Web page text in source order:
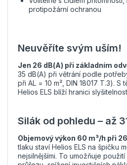
protipožární ochranou
Neuvěříte svým uším!
Jen 26 dB(A) při základním
35 dB(A) při větrání podle
při AL = 10 m², DIN 18017 T.3). S
Helios ELS blíží hranici
Silák od pohledu – až
Objemový výkon 60 m³/h při
tlaku staví Helios ELS na špičku
nejsilnějšími. To umožňuje